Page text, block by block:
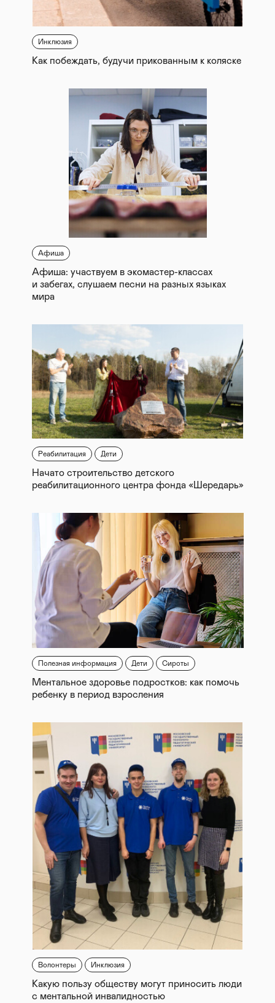
Инклюзия
Как побеждать, будучи прикованным к коляске
Афиша
Афиша: участвуем в экомастер-классах
и забегах, слушаем песни на разных языках
мира
Реабилитация Дети
Начато строительство детского
реабилитационного центра фонда «Шередарь»
Полезная информация Дети Сироты
Ментальное здоровье подростков: как помочь
ребенку в период взросления
Волонтеры Инклюзия
Какую пользу обществу могут приносить люди
с ментальной инвалидностью